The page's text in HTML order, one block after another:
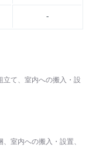
-
立て、室内への搬入・設
室内への搬入・設置、